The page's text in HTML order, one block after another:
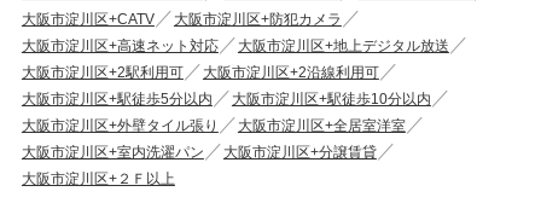
大阪市淀川区+CATV
大阪市淀川区+防犯カメラ
大阪市淀川区+高速ネット対応
大阪市淀川区+地上デジタル放送
大阪市淀川区+2駅利用可
大阪市淀川区+2沿線利用可
大阪市淀川区+駅徒歩5分以内
大阪市淀川区+駅徒歩10分以内
大阪市淀川区+外壁タイル張り
大阪市淀川区+全居室洋室
大阪市淀川区+室内洗濯パン
大阪市淀川区+分譲賃貸
大阪市淀川区+２Ｆ以上